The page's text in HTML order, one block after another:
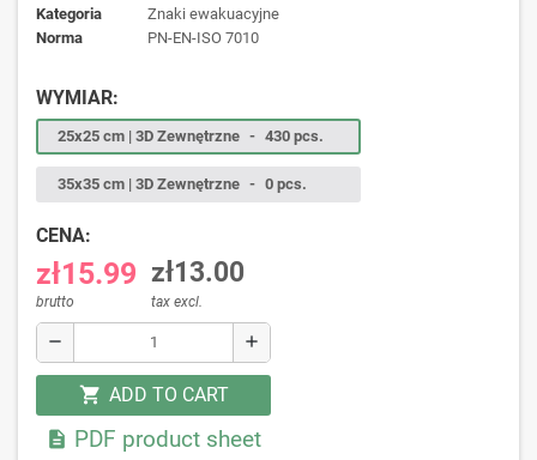
kategoria
Znaki ewakuacyjne
norma
PN-EN-ISO 7010
WYMIAR:
25x25 cm | 3D Zewnętrzne - 430 pcs.
35x35 cm | 3D Zewnętrzne - 0 pcs.
CENA:
zł15.99
brutto
zł13.00
tax excl.
remove add
shopping_cart ADD TO CART
 PDF product sheet